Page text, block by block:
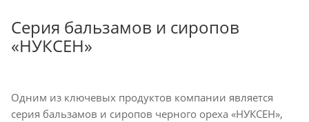
Серия бальзамов и сиропов
«НУКСЕН»
Одним из ключевых продуктов компании является
серия бальзамов и сиропов черного ореха «НУКСЕН»,